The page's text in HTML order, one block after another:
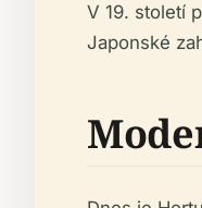
V 19. století
Japonské